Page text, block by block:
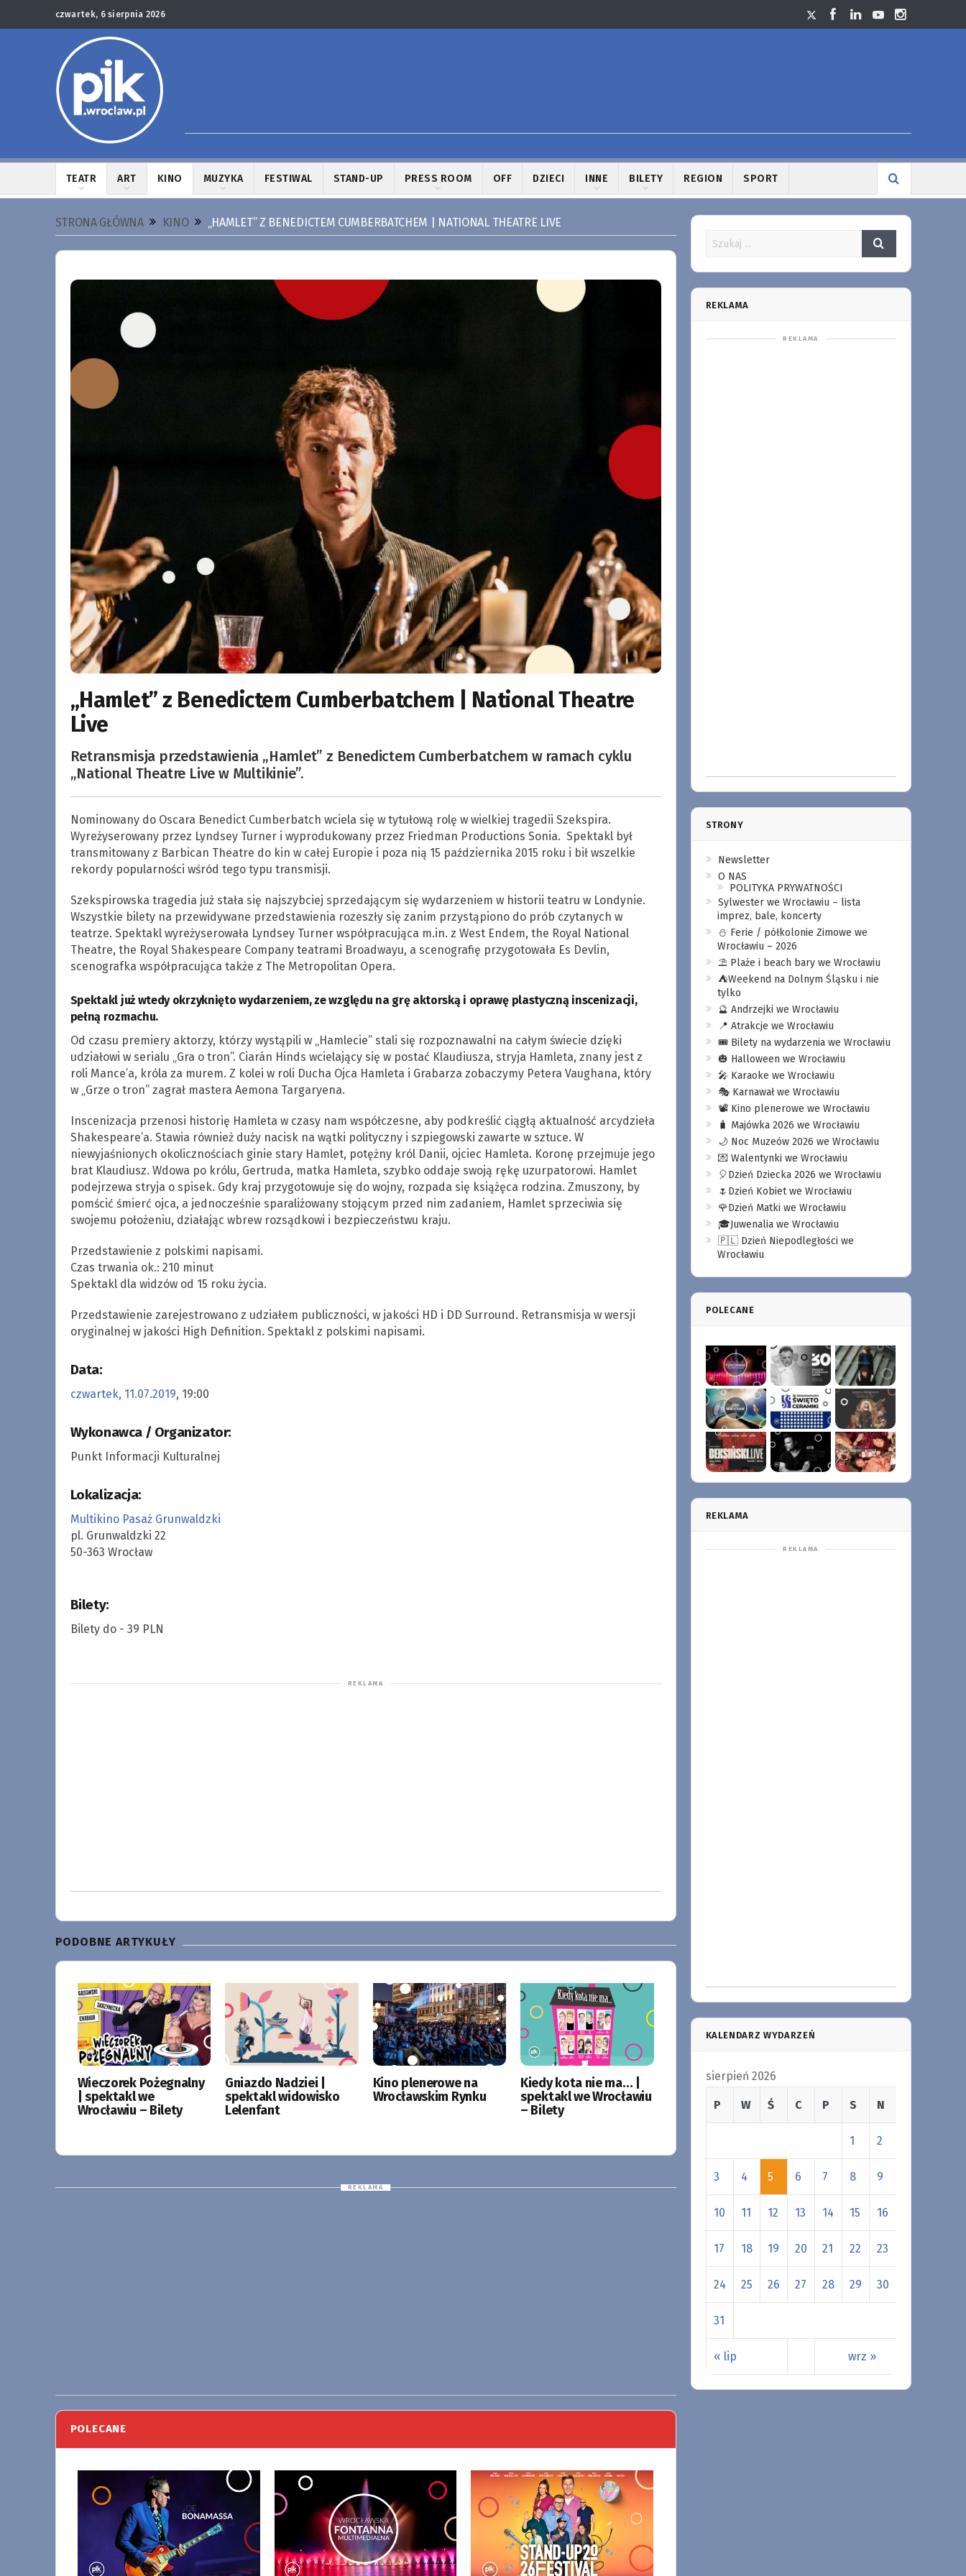
czwartek, 6 sierpnia 2026
TEATR ART KINO MUZYKA FESTIWAL STAND-UP PRESS ROOM OFF DZIECI INNE BILETY REGION SPORT
STRONA GŁÓWNA KINO „HAMLET” Z BENEDICTEM CUMBERBATCHEM | NATIONAL THEATRE LIVE
„Hamlet” z Benedictem Cumberbatchem | National Theatre
Live
Retransmisja przedstawienia „Hamlet” z Benedictem Cumberbatchem w ramach cyklu
„National Theatre Live w Multikinie”.
Nominowany do Oscara Benedict Cumberbatch wciela się w tytułową rolę w wielkiej tragedii Szekspira.
Wyreżyserowany przez Lyndsey Turner i wyprodukowany przez Friedman Productions Sonia. Spektakl był
transmitowany z Barbican Theatre do kin w całej Europie i poza nią 15 października 2015 roku i bił wszelkie
rekordy popularności wśród tego typu transmisji.
Szekspirowska tragedia już stała się najszybciej sprzedającym się wydarzeniem w historii teatru w Londynie.
Wszystkie bilety na przewidywane przedstawienia rozeszły się zanim przystąpiono do prób czytanych w
teatrze. Spektakl wyreżyserowała Lyndsey Turner współpracująca m.in. z West Endem, the Royal National
Theatre, the Royal Shakespeare Company teatrami Broadwayu, a scenografię przygotowała Es Devlin,
scenografka współpracująca także z The Metropolitan Opera.
Spektakl już wtedy okrzyknięto wydarzeniem, ze względu na grę aktorską i oprawę plastyczną inscenizacji,
pełną rozmachu.
Od czasu premiery aktorzy, którzy wystąpili w „Hamlecie” stali się rozpoznawalni na całym świecie dzięki
udziałowi w serialu „Gra o tron”. Ciarán Hinds wcielający się w postać Klaudiusza, stryja Hamleta, znany jest z
roli Mance’a, króla za murem. Z kolei w roli Ducha Ojca Hamleta i Grabarza zobaczymy Petera Vaughana, który
w „Grze o tron” zagrał mastera Aemona Targaryena.
Inscenizacja przenosi historię Hamleta w czasy nam współczesne, aby podkreślić ciągłą aktualność arcydzieła
Shakespeare’a. Stawia również duży nacisk na wątki polityczny i szpiegowski zawarte w sztuce. W
niewyjaśnionych okolicznościach ginie stary Hamlet, potężny król Danii, ojciec Hamleta. Koronę przejmuje jego
brat Klaudiusz. Wdowa po królu, Gertruda, matka Hamleta, szybko oddaje swoją rękę uzurpatorowi. Hamlet
podejrzewa stryja o spisek. Gdy kraj przygotowuje się do wojny, rozpada się książęca rodzina. Zmuszony, by
pomścić śmierć ojca, a jednocześnie sparaliżowany stojącym przed nim zadaniem, Hamlet sprzeciwia się
swojemu położeniu, działając wbrew rozsądkowi i bezpieczeństwu kraju.
Przedstawienie z polskimi napisami.
Czas trwania ok.: 210 minut
Spektakl dla widzów od 15 roku życia.
Przedstawienie zarejestrowano z udziałem publiczności, w jakości HD i DD Surround. Retransmisja w wersji
oryginalnej w jakości High Definition. Spektakl z polskimi napisami.
Data:
czwartek, 11.07.2019, 19:00
Wykonawca / Organizator:
Punkt Informacji Kulturalnej
Lokalizacja:
Multikino Pasaż Grunwaldzki
pl. Grunwaldzki 22
50-363 Wrocław
Bilety:
Bilety do - 39 PLN
PODOBNE ARTYKUŁY
Wieczorek Pożegnalny
| spektakl we
Wrocławiu – Bilety
Gniazdo Nadziei |
spektakl widowisko
Lelenfant
Kino plenerowe na
Wrocławskim Rynku
Kiedy kota nie ma… |
spektakl we Wrocławiu
– Bilety
POLECANE
REKLAMA
STRONY
Newsletter
O NAS
POLITYKA PRYWATNOŚCI
Sylwester we Wrocławiu – lista
imprez, bale, koncerty
⛄️ Ferie / półkolonie Zimowe we
Wrocławiu – 2026
⛱️ Plaże i beach bary we Wrocławiu
⛺️Weekend na Dolnym Śląsku i nie
tylko
🔮 Andrzejki we Wrocławiu
📍 Atrakcje we Wrocławiu
🎟️ Bilety na wydarzenia we Wrocławiu
🎃 Halloween we Wrocławiu
🎤 Karaoke we Wrocławiu
🎭 Karnawał we Wrocławiu
📽️ Kino plenerowe we Wrocławiu
🧳 Majówka 2026 we Wrocławiu
🌙 Noc Muzeów 2026 we Wrocławiu
💌 Walentynki we Wrocławiu
🎈Dzień Dziecka 2026 we Wrocławiu
🌷Dzień Kobiet we Wrocławiu
🌹Dzień Matki we Wrocławiu
🎓Juwenalia we Wrocławiu
🇵🇱 Dzień Niepodległości we
Wrocławiu
POLECANE
REKLAMA
KALENDARZ WYDARZEŃ
sierpień 2026
P W Ś C P S N
« lip wrz »
1 2
3 4 5 6 7 8 9
10 11 12 13 14 15 16
17 18 19 20 21 22 23
24 25 26 27 28 29 30
31